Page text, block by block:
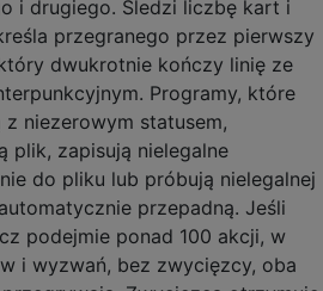
i drugiego. Śledzi liczbę kart i
przegranego przez pierwszy
dwukrotnie kończy linię ze
Programy, które
niezerowym statusem,
plik, zapisują nielegalne
do pliku lub próbują nielegalnej
przepadną. Jeśli
podejmie ponad 100 akcji, w
i wyzwań, bez zwycięzcy, oba